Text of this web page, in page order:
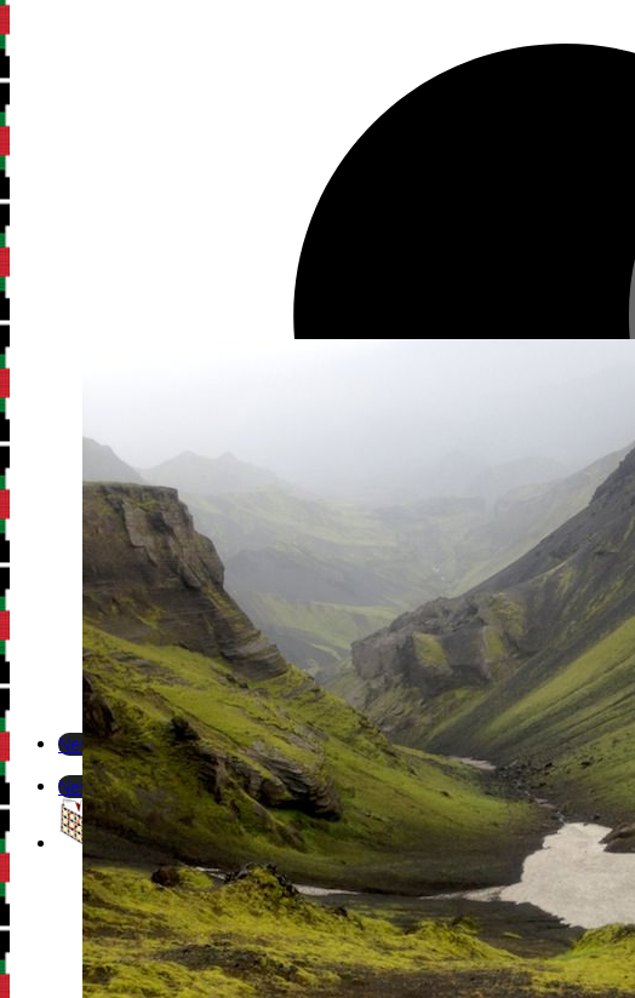
Newsletter
Newsletter